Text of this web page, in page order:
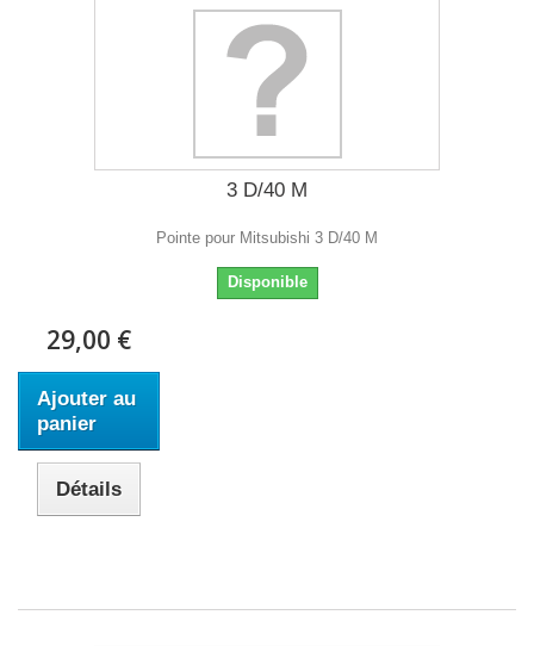
3 D/40 M
Pointe pour Mitsubishi 3 D/40 M
Disponible
29,00 €
Ajouter au
panier
Détails